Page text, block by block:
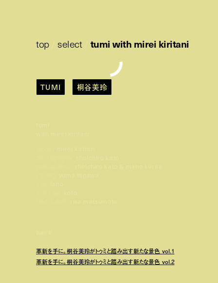
top/ select/ tumi with mirei kiritani
TUMI 桐谷美玲
革新を手に。桐谷美玲がトゥミと踏み出す新たな景色 vol.1
革新を手に。桐谷美玲がトゥミと踏み出す新たな景色 vol.2